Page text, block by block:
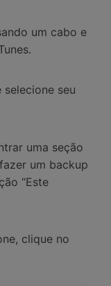
um cabo e
seu
uma seção
um backup
“Este
clique no